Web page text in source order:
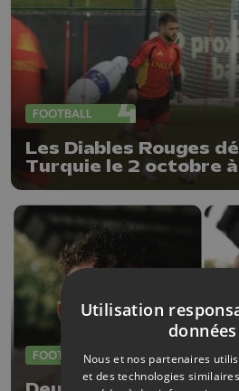
FOOTBALL
Les Diables Rouges
Turquie le 2 octobre
FOOTBALL
Utilisation
données
Nous et nos partenaires
et des technologies